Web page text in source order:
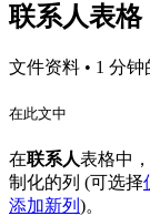
联系人表格
文件资料 • 1 分钟
在此文中
在联系人表格中
制化的列 (可选择
添加新列 )。